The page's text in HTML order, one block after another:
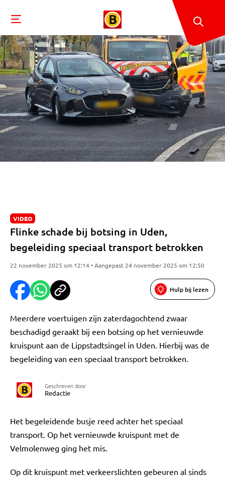
VIDEO
Flinke schade bij botsing in Uden,
begeleiding speciaal transport betrokken
22 november 2025 om 12:14 • Aangepast 24 november 2025 om 12:50
Hulp bij lezen
Meerdere voertuigen zijn zaterdagochtend zwaar
beschadigd geraakt bij een botsing op het vernieuwde
kruispunt aan de Lippstadtsingel in Uden. Hierbij was de
begeleiding van een speciaal transport betrokken.
Geschreven door
Redactie
Het begeleidende busje reed achter het speciaal
transport. Op het vernieuwde kruispunt met de
Velmolenweg ging het mis.
Op dit kruispunt met verkeerslichten gebeuren al sinds